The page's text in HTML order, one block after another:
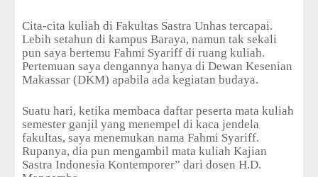
Cita-cita kuliah di Fakultas Sastra Unhas tercapai.
Lebih setahun di kampus Baraya, namun tak sekali
pun saya bertemu Fahmi Syariff di ruang kuliah.
Pertemuan saya dengannya hanya di Dewan Kesenian
Makassar (DKM) apabila ada kegiatan budaya.
Suatu hari, ketika membaca daftar peserta mata kuliah
semester ganjil yang menempel di kaca jendela
fakultas, saya menemukan nama Fahmi Syariff.
Rupanya, dia pun mengambil mata kuliah Kajian
Sastra Indonesia Kontemporer” dari dosen H.D.